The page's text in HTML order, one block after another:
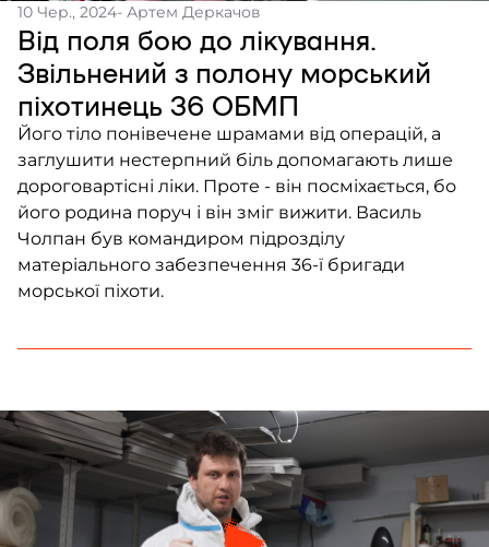
10 Чер., 2024- Артем Деркачов
Від поля бою до лікування.
Звільнений з полону морський
піхотинець 36 ОБМП
Його тіло понівечене шрамами від операцій, а
заглушити нестерпний біль допомагають лише
дороговартісні ліки. Проте - він посміхається, бо
його родина поруч і він зміг вижити. Василь
Чолпан був командиром підрозділу
матеріального забезпечення 36-ї бригади
морської піхоти.